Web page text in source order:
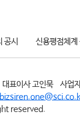
공시 신용평점체계
대표이사 고인묵
사업
reserved.